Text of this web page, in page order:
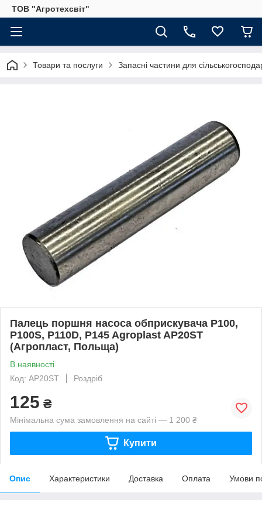
ТОВ "Агротехсвіт"
Товари та послуги Запасні частини для
Палець поршня насоса обприскувача P100,
P100S, P110D, P145 Agroplast AP20ST
(Агропласт, Польща)
В наявності
Код: AP20ST
Роздріб
125 ₴
Мінімальна сума замовлення на сайті — 1 200 ₴
Купити
Опис Характеристики Доставка Оплата Умови